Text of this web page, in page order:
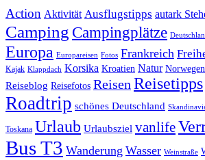
Action Aktivität Ausflugstipps autark
Camping Campingplätze
Europa Europareisen Fotos Frankreich
Kajak Klappdach Korsika Kroatien Natur Norwegen
Reiseblog Reisefotos ReisenReisetipps
Roadtrip schönes Deutschland
Toskana Urlaub Urlaubsziel vanlife
Bus T3 Wanderung Wasser Weinstraße